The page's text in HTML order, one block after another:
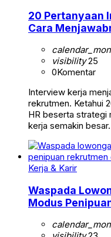
20 Pertanyaan
Cara
visibility25
0Komentar
Interview kerja
rekrutmen. Ketahui
HR beserta strategi
kerja semakin besar.
Kerja & Karir
Waspada
Modus